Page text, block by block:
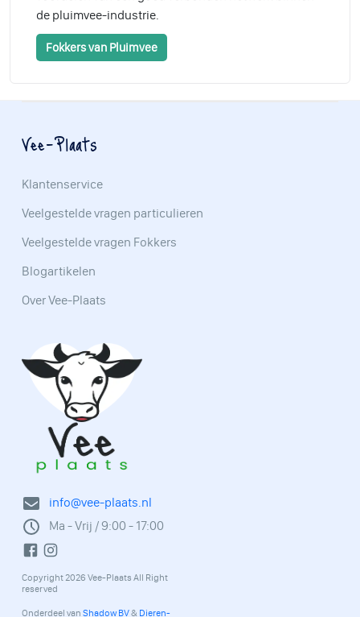
de pluimvee-industrie.
Fokkers van Pluimvee
info@vee-plaats.nl
Ma - Vrij / 9:00 - 17:00
Copyright 2026 Vee-Plaats All Right
reserved
Onderdeel van Shadow BV& Dieren-
Vee-Plaats
Klantenservice
Veelgestelde vragen particulieren
Veelgestelde vragen Fokkers
Blogartikelen
Over Vee-Plaats